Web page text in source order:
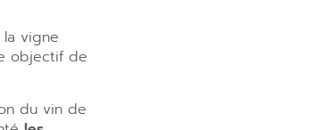
vigne
objectif de
du vin de